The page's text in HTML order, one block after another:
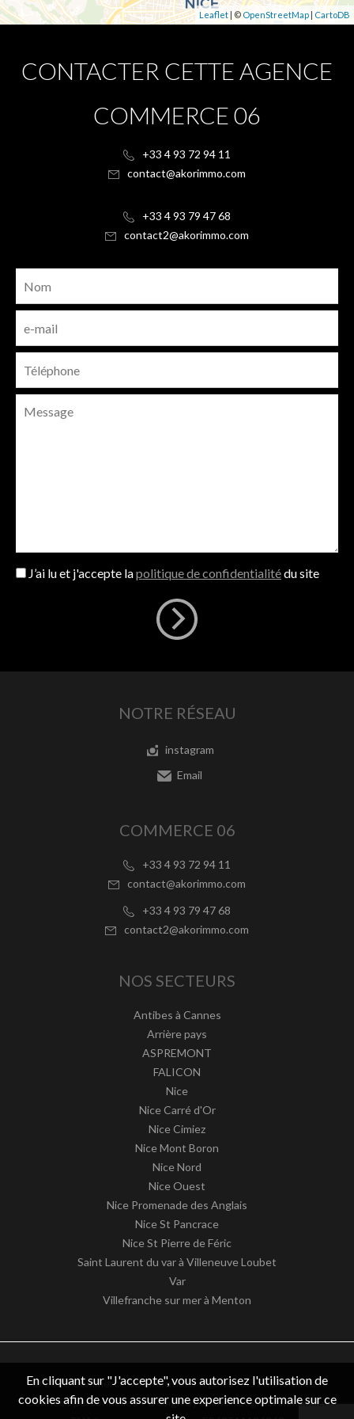
Leaflet| © OpenStreetMap | CartoDB
CONTACTER CETTE AGENCE
COMMERCE 06
+33 4 93 72 94 11
contact@akorimmo.com
+33 4 93 79 47 68
contact2@akorimmo.com
J’ai lu et j'accepte lapolitique de confidentialitédu site
NOTRE RÉSEAU
instagram
Email
COMMERCE 06
+33 4 93 72 94 11
contact@akorimmo.com
+33 4 93 79 47 68
contact2@akorimmo.com
NOS SECTEURS
Antibes à Cannes
Arrière pays
ASPREMONT
FALICON
Nice
Nice Carré d'Or
Nice Cimiez
Nice Mont Boron
Nice Nord
Nice Ouest
Nice Promenade des Anglais
Nice St Pancrace
Nice St Pierre de Féric
Saint Laurent du var à Villeneuve Loubet
Var
Villefranche sur mer à Menton
© 2026 Commerce 06 -Mentions légales / nos honoraires-
Données personnelles– Design byapimo™ Logiciel immobilier
En cliquant sur "J'accepte", vous autorisez l'utilisation de
cookies afin de vous assurer une experience optimale sur ce